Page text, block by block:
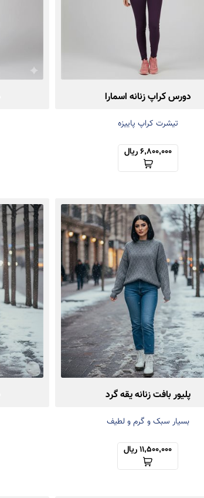
دورس کراپ زنانه اسمارا
تیشرت کراپ پاییزه
6,800,000 ریال
پلیور بافت زنانه یقه گرد
بسیار سبک و گرم و لطیف
11,500,000 ریال